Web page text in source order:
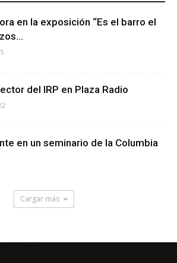
en la exposición “Es el barro el
del IRP en Plaza Radio
en un seminario de la Columbia
Cargar más